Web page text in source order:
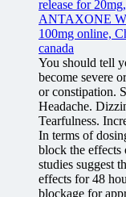
release for
ANTAXONE
100mg online,
canada
You should tell
become severe
or constipation.
Headache.
Tearfulness.
In terms of
block the
studies suggest
effects for 48
blockage for